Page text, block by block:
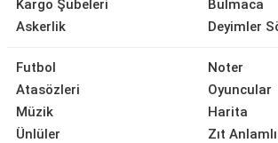
Kargo Şubeleri
Askerlik
Bulmaca
Deyimler
Futbol
Atasözleri
Müzik
Ünlüler
Noter
Oyuncular
Harita
Zıt